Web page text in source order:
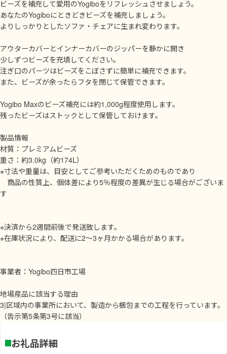
ビーズを補充して愛用のYogiboをリフレッシュさせましょう。
あなたのYogiboにときどきビーズを補充しましょう。
よりしっかりとしたソファ・チェアに生まれ変わります。
アウターカバーとインナーカバーのジッパーを静かに開き
少しずつビーズを充填してください。
注ぎ口のパーツはビーズをこぼさずに簡単に補充できます。
また、ビーズが余ったらフタを閉じて保管できます。
Yogibo Maxのビーズ補充には約1,000g程度使用します。
残ったビーズはストックとして保管しておけます。
製品情報
材質：プレミアムビーズ
重さ：約3.0kg（約174L）
※寸法や重量は、目安としてご参考いただくためのものであり
商品の性質上、個体差により5％程度の差異が生じる場合がございま
す
※決済から2週間前後で発送致します。
※在庫状況により、配送に2～3ヶ月かかる場合があります。
事業者：Yogibo四日市工場
地場産品に該当する理由
3|区域内の事業所において、製造から梱包までの工程を行っています。
（告示第5条第3号に該当）
お礼品詳細